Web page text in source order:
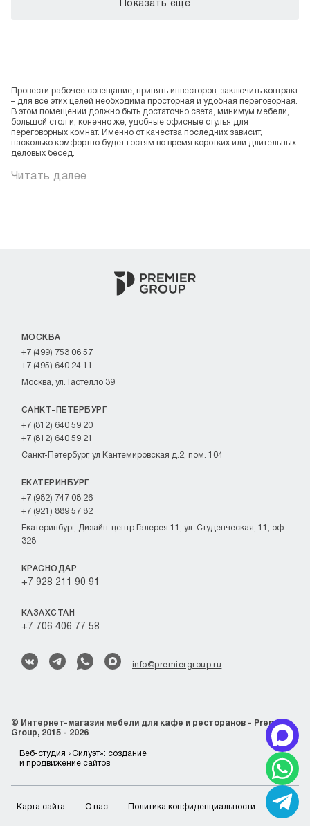
Показать еще
Провести рабочее совещание, принять инвесторов, заключить контракт
– для все этих целей необходима просторная и удобная переговорная.
В этом помещении должно быть достаточно света, минимум мебели,
большой стол и, конечно же, удобные офисные стулья для
переговорных комнат. Именно от качества последних зависит,
насколько комфортно будет гостям во время коротких или длительных
деловых бесед.
Читать далее
info@premiergroup.ru
МОСКВА
+7 (499) 753 06 57
+7 (495) 640 24 11
Москва, ул. Гастелло 39
САНКТ-ПЕТЕРБУРГ
+7 (812) 640 59 20
+7 (812) 640 59 21
Санкт-Петербург, ул Кантемировская д.2, пом. 104
ЕКАТЕРИНБУРГ
+7 (982) 747 08 26
+7 (921) 889 57 82
Екатеринбург, Дизайн-центр Галерея 11, ул. Студенческая, 11, оф.
328
КРАСНОДАР
+7 928 211 90 91
КАЗАХСТАН
+7 706 406 77 58
© Интернет-магазин мебели для кафе и ресторанов - Premier
Group, 2015 - 2026
Веб-студия «Силуэт»: создание
и продвижение сайтов
Карта сайта О нас Политика конфиденциальности